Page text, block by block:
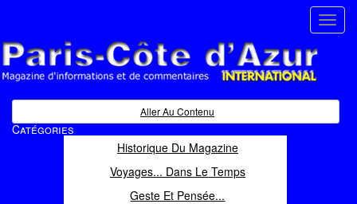
Magazine d'informations et de commentaires
Aller Au Contenu
Catégories
Historique Du Magazine
Voyages... Dans Le Temps
Geste Et Pensée...